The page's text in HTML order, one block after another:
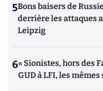
5Bons baisers de
derrière les attaques
Leipzig
6« Sionistes, hors des
GUD à LFI, les